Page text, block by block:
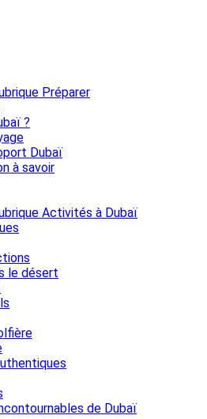
Préparer
?
Dubaï
à savoir
Activités à Dubaï
le désert
de Dubaï